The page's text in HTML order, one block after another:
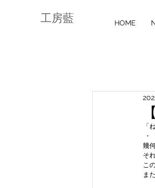
工房藍 HOME
「
・
幾
そ
こ
ま